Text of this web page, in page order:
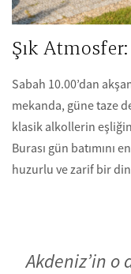
Şık Atmosfer:
Sabah 10.00’dan
mekanda, güne taze
klasik alkollerin
Burası gün batımını
huzurlu ve zarif bir
Akdeniz’in o